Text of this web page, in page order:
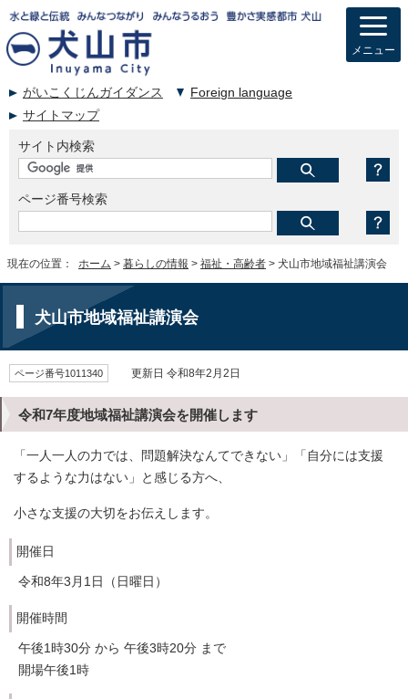
がいこくじんガイダンス
Foreign language
サイトマップ
サイト内検索
ページ番号検索
メニュー
現在の位置： ホーム > 暮らしの情報 > 福祉・高齢者 > 犬山市地域福祉講演会
犬山市地域福祉講演会
ページ番号1011340 更新日 令和8年2月2日
令和7年度地域福祉講演会を開催します
「一人一人の力では、問題解決なんてできない」「自分には支援
するような力はない」と感じる方へ、
小さな支援の大切をお伝えします。
開催日
令和8年3月1日（日曜日）
開催時間
午後1時30分 から 午後3時20分 まで
開場午後1時